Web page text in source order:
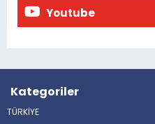
Youtube
Kategoriler
TÜRKİYE